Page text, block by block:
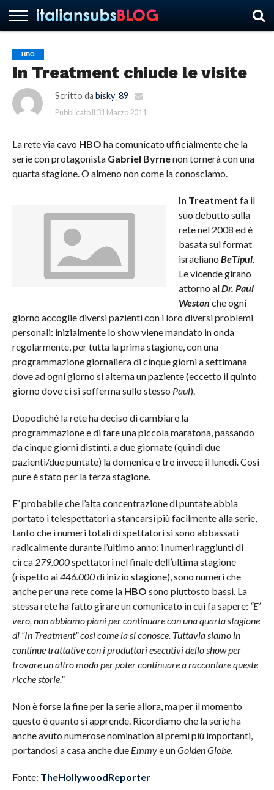
HOME
NEWS
ASCOLTI
RECENSIONI
INTERVISTE
CURIOSITÀ
CHI
SIAMO
CONTATTACI
FORUM
ITALIANSUBS
HBO
In Treatment chiude le visite
Scritto da bisky_89
Pubblicato il 31 Marzo 2011
La rete via cavo HBO ha comunicato ufficialmente che la
serie con protagonista Gabriel Byrnenon tornerà con una
quarta stagione. O almeno non come la conosciamo.
In Treatment fa il
suo debutto sulla
rete nel 2008 ed è
basata sul format
israeliano BeTipul.
Le vicende girano
attorno alDr. Paul
Weston che ogni
giorno accoglie diversi pazienti con i loro diversi problemi
personali: inizialmente lo show viene mandato in onda
regolarmente, per tutta la prima stagione, con una
programmazione giornaliera di cinque giorni a settimana
dove ad ogni giorno si alterna un paziente (eccetto il quinto
giorno dove ci si sofferma sullo stesso Paul).
Dopodiché la rete ha deciso di cambiare la
programmazione e di fare una piccola maratona, passando
da cinque giorni distinti, a due giornate (quindi due
pazienti/due puntate) la domenica e tre invece il lunedì. Così
pure è stato per la terza stagione.
E’ probabile che l’alta concentrazione di puntate abbia
portato i telespettatori a stancarsi più facilmente alla serie,
tanto che i numeri totali di spettatori si sono abbassati
radicalmente durante l’ultimo anno: i numeri raggiunti di
circa 279.000spettatori nel finale dell’ultima stagione
(rispetto ai446.000di inizio stagione), sono numeri che
anche per una rete come la HBO sono piuttosto bassi. La
stessa rete ha fatto girare un comunicato in cui fa sapere: “E’
vero, non abbiamo piani per continuare con una quarta stagione
di “In Treatment” così come la si conosce. Tuttavia siamo in
continue trattative con i produttori esecutivi dello show per
trovare un altro modo per poter continuare a raccontare queste
ricche storie.”
Non è forse la fine per la serie allora, ma per il momento
questo è quanto si apprende. Ricordiamo che la serie ha
anche avuto numerose nomination ai premi più importanti,
portandosi a casa anche due Emmye unGolden Globe.
Fonte: TheHollywoodReporter